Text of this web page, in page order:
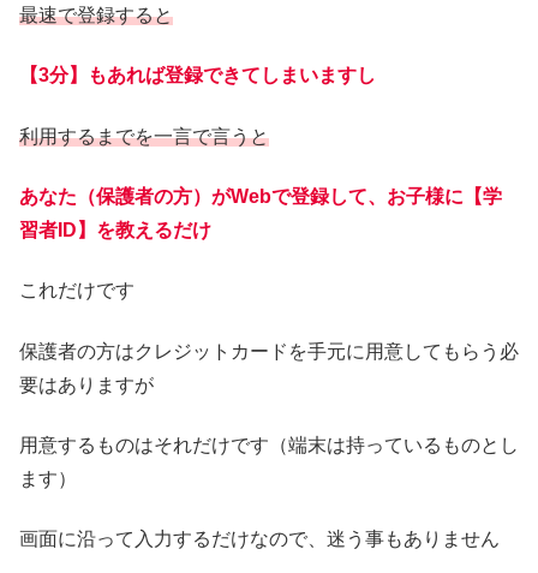
最速で登録すると
【3分】もあれば登録できてしまいますし
利用するまでを一言で言うと
あなた（保護者の方）がWebで登録して、お子様に【学
習者ID】を教えるだけ
これだけです
保護者の方はクレジットカードを手元に用意してもらう必
要はありますが
用意するものはそれだけです（端末は持っているものとし
ます）
画面に沿って入力するだけなので、迷う事もありません